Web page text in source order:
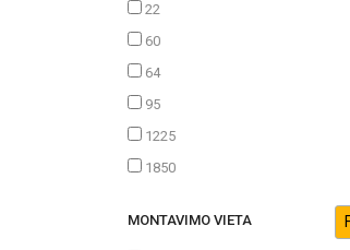
22
60
64
95
1225
1850
MONTAVIMO VIETA